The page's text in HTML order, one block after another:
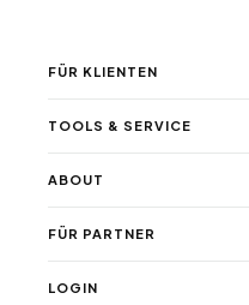
FÜR KLIENTEN
TOOLS & SERVICE
ABOUT
FÜR PARTNER
LOGIN